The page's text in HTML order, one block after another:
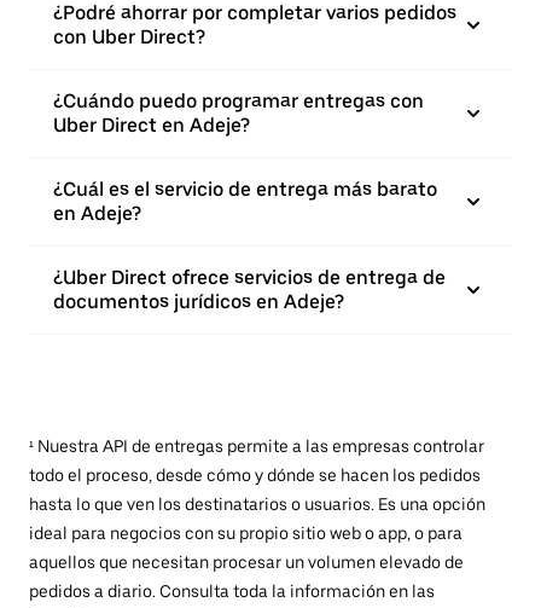
¿Podré ahorrar por completar varios pedidos
con Uber Direct?
¿Cuándo puedo programar entregas con
Uber Direct en Adeje?
¿Cuál es el servicio de entrega más barato
en Adeje?
¿Uber Direct ofrece servicios de entrega de
documentos jurídicos en Adeje?
¹ Nuestra API de entregas permite a las empresas controlar
todo el proceso, desde cómo y dónde se hacen los pedidos
hasta lo que ven los destinatarios o usuarios. Es una opción
ideal para negocios con su propio sitio web o app, o para
aquellos que necesitan procesar un volumen elevado de
pedidos a diario. Consulta toda la información en las